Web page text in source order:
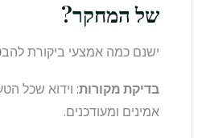
של המחקר?
ישנם כמה אמצעי ביקורת
בדיקת מקורות: וידוא שכל
אמינים ומעודכנים.